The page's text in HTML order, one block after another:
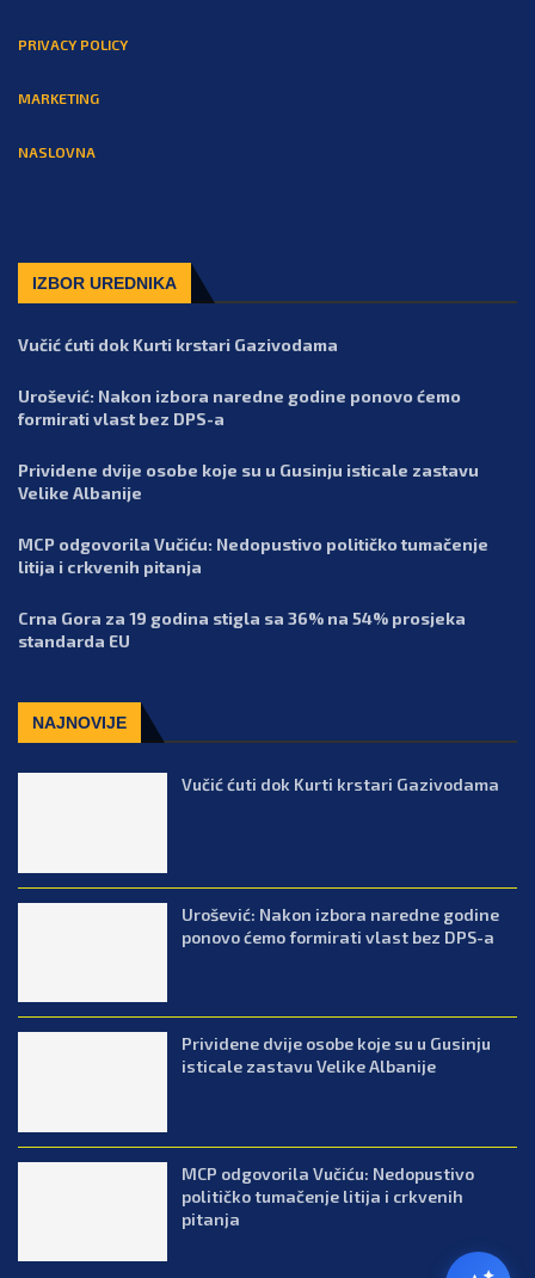
PRIVACY POLICY
MARKETING
NASLOVNA
IZBOR UREDNIKA
Vučić ćuti dok Kurti krstari Gazivodama
Urošević: Nakon izbora naredne godine ponovo ćemo
formirati vlast bez DPS-a
Prividene dvije osobe koje su u Gusinju isticale zastavu
Velike Albanije
MCP odgovorila Vučiću: Nedopustivo političko tumačenje
litija i crkvenih pitanja
Crna Gora za 19 godina stigla sa 36% na 54% prosjeka
standarda EU
NAJNOVIJE
Vučić ćuti dok Kurti krstari Gazivodama
Urošević: Nakon izbora naredne godine
ponovo ćemo formirati vlast bez DPS-a
Prividene dvije osobe koje su u Gusinju
isticale zastavu Velike Albanije
MCP odgovorila Vučiću: Nedopustivo
političko tumačenje litija i crkvenih
pitanja